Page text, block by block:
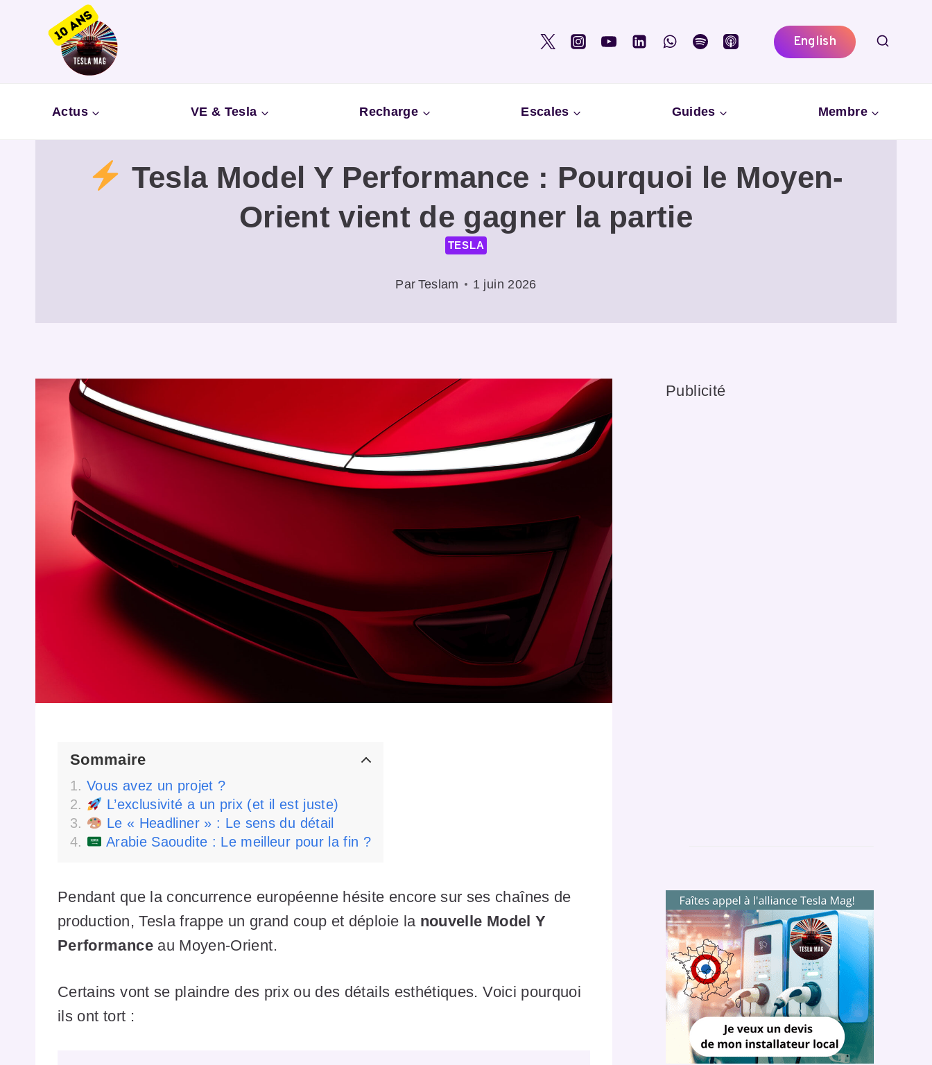
English
Actus VE & Tesla Recharge Escales Guides Membre
Tesla Model Y Performance : Pourquoi le Moyen-
Orient vient de gagner la partie
TESLA
Par Teslam 1 juin 2026
Sommaire
Vous avez un projet ?
L’exclusivité a un prix (et il est juste)
Le « Headliner » : Le sens du détail
Arabie Saoudite : Le meilleur pour la fin ?
Pendant que la concurrence européenne hésite encore sur ses chaînes de
production, Tesla frappe un grand coup et déploie la nouvelle Model Y
Performanceau Moyen-Orient.
Certains vont se plaindre des prix ou des détails esthétiques. Voici pourquoi
ils ont tort :
Publicité